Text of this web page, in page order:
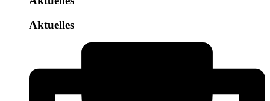
Aktuelles